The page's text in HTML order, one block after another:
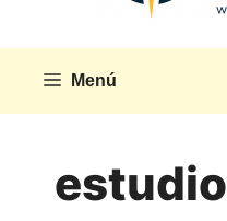
Menú
estudio